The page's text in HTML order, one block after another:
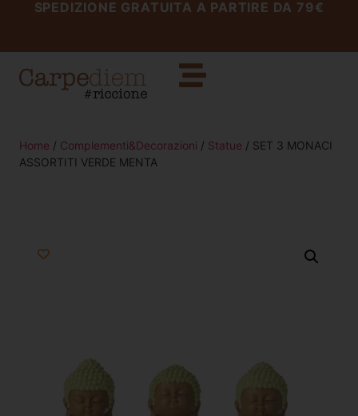
SPEDIZIONE GRATUITA A PARTIRE DA 79€
Home / Complementi&Decorazioni / Statue / SET 3 MONACI
ASSORTITI VERDE MENTA